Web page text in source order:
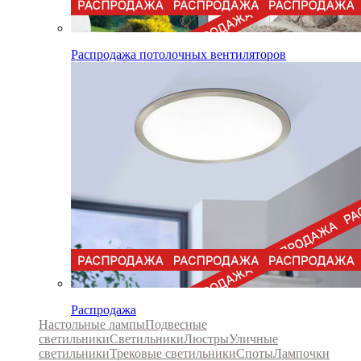
Распродажа потолочных вентиляторов
Распродажа
Настольные лампыПодвесные
светильникиСветильникиЛюстрыУличные
светильникиТрековые светильникиСпотыЛампочки